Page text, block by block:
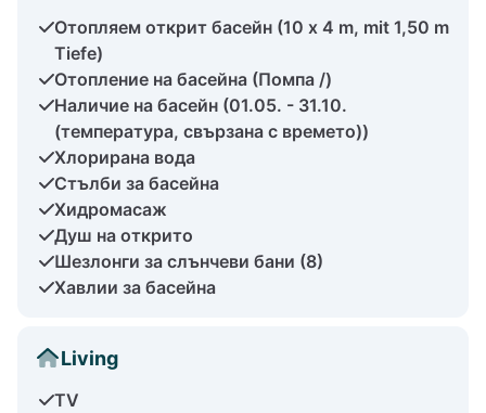
Отопляем открит басейн (10 x 4 m, mit 1,50 m
Tiefe)
Отопление на басейна (Помпа /)
Наличие на басейн (01.05. - 31.10.
(температура, свързана с времето))
Хлорирана вода
Стълби за басейна
Хидромасаж
Душ на открито
Шезлонги за слънчеви бани (8)
Хавлии за басейна
Living
TV